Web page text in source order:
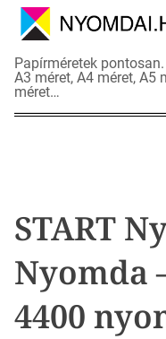
N
y
o
m
d
a
Papírméretek
A3 méret, A4 méret, A5
méret…
START
Nyomda
4400